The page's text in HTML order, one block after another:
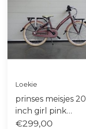
Loekie
prinses meisjes 20
inch girl pink
gebruikt
€299,00